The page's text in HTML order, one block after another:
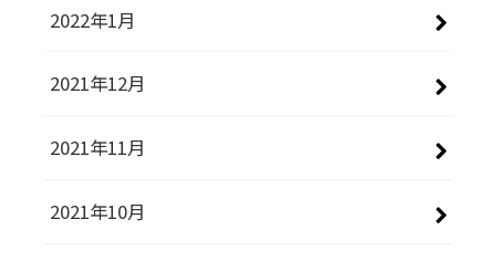
2022年1月
2021年12月
2021年11月
2021年10月